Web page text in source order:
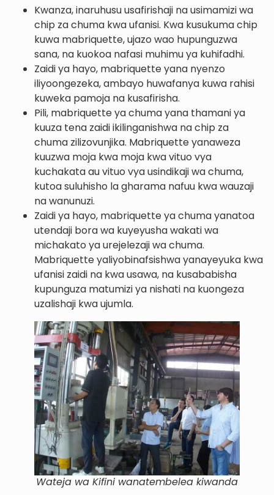
Kwanza, inaruhusu usafirishaji na usimamizi wa
chip za chuma kwa ufanisi. Kwa kusukuma chip
kuwa mabriquette, ujazo wao hupunguzwa
sana, na kuokoa nafasi muhimu ya kuhifadhi.
Zaidi ya hayo, mabriquette yana nyenzo
iliyoongezeka, ambayo huwafanya kuwa rahisi
kuweka pamoja na kusafirisha.
Pili, mabriquette ya chuma yana thamani ya
kuuza tena zaidi ikilinganishwa na chip za
chuma zilizovunjika. Mabriquette yanaweza
kuuzwa moja kwa moja kwa vituo vya
kuchakata au vituo vya usindikaji wa chuma,
kutoa suluhisho la gharama nafuu kwa wauzaji
na wanunuzi.
Zaidi ya hayo, mabriquette ya chuma yanatoa
utendaji bora wa kuyeyusha wakati wa
michakato ya urejelezaji wa chuma.
Mabriquette yaliyobinafsishwa yanayeyuka kwa
ufanisi zaidi na kwa usawa, na kusababisha
kupunguza matumizi ya nishati na kuongeza
uzalishaji kwa ujumla.
Wateja wa Kifini wanatembelea kiwanda